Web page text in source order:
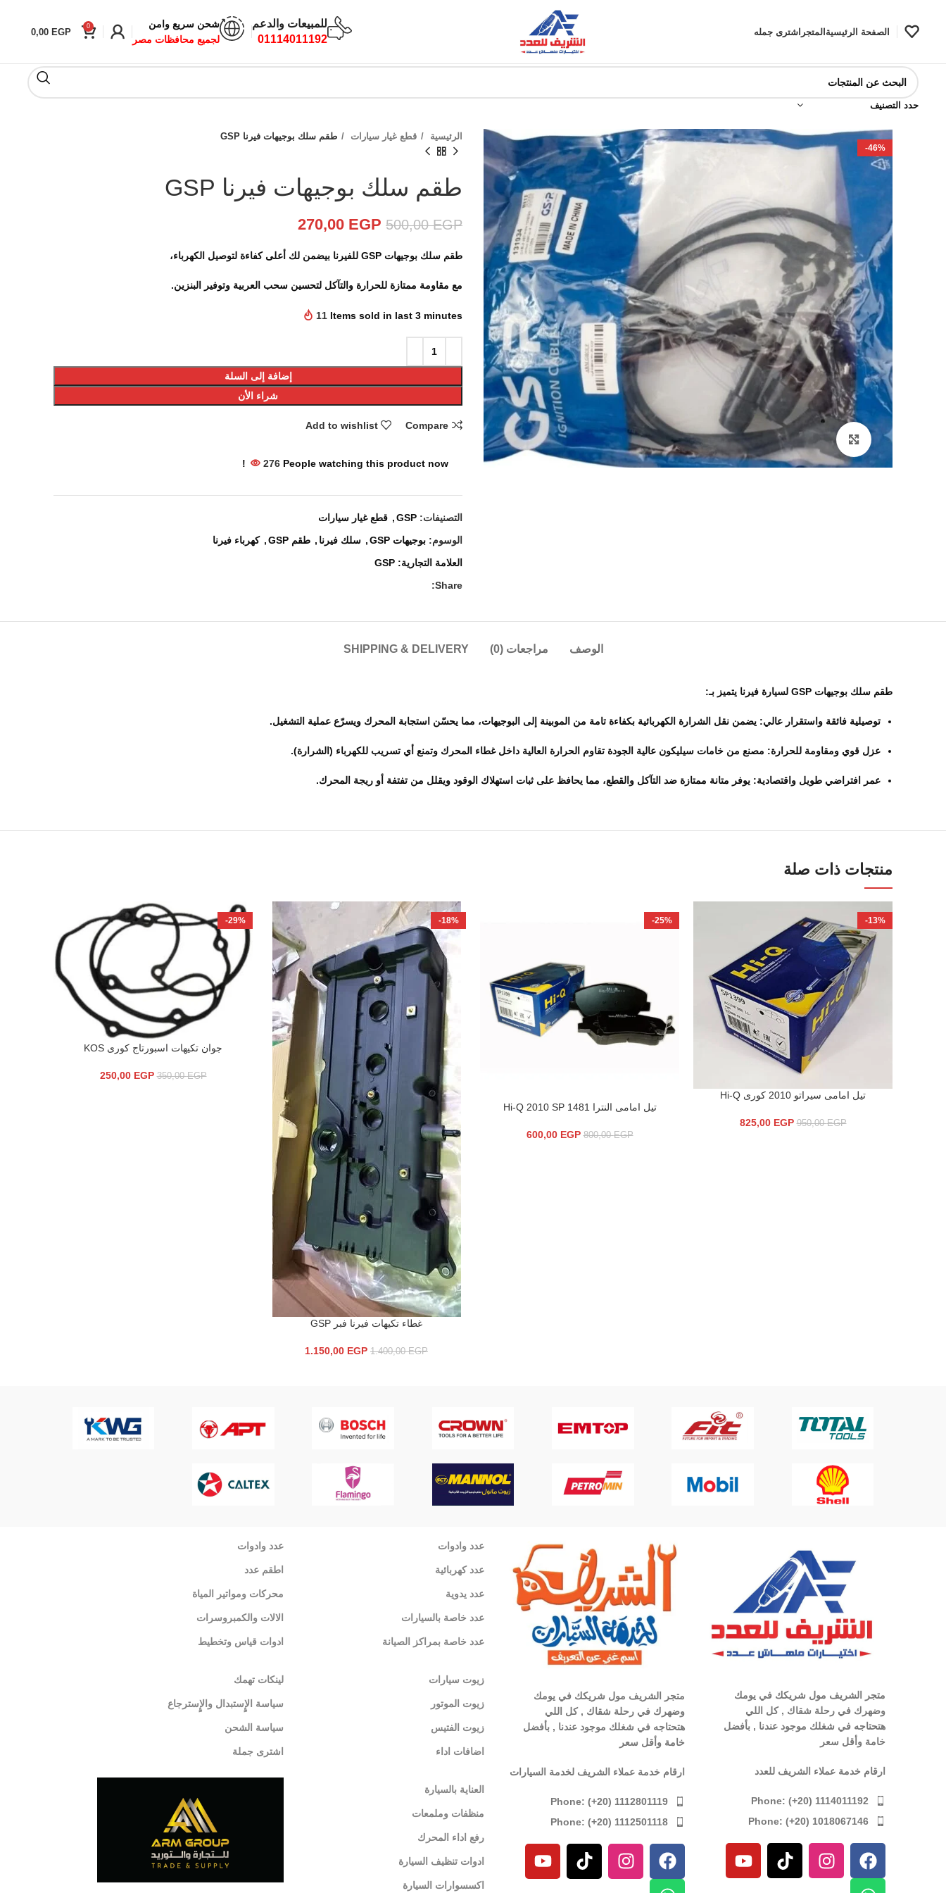
الصفحة الرئيسيةالمتجر اشترى جمله
للمبيعات والدعم
01114011192
شحن سريع وامن
لجميع محافظات مصر
0
0,00 EGP
حدد التصنيف
-46%
Click to enlarge
الرئيسية قطع غيار سيارات طقم سلك بوجيهات فيرنا GSP
طقم سلك بوجيهات فيرنا GSP
500,00EGP
270,00 EGP
طقم سلك بوجيهات GSP للفيرنا بيضمن لك أعلى كفاءة لتوصيل الكهرباء،
مع مقاومة ممتازة للحرارة والتآكل لتحسين سحب العربية وتوفير البنزين.
11 Items sold in last 3 minutes
إضافة إلى السلة
شراء الأن
Compare
Add to wishlist
276 People watching this product now!
التصنيفات: GSP
, قطع غيار سيارات
الوسوم: بوجيهات GSP , سلك فيرنا , طقم GSP , كهرباء فيرنا
العلامة التجارية: GSP
Share:
الوصف مراجعات (0) SHIPPING & DELIVERY
طقم سلك بوجيهات GSP لسيارة فيرنا يتميز بـ:
توصيلية فائقة واستقرار عالي: يضمن نقل الشرارة الكهربائية بكفاءة تامة من الموبينة إلى البوجيهات، مما يحسّن استجابة المحرك ويسرّع عملية التشغيل.
عزل قوي ومقاومة للحرارة: مصنع من خامات سيليكون عالية الجودة تقاوم الحرارة العالية داخل غطاء المحرك وتمنع أي تسريب للكهرباء (الشرارة).
عمر افتراضي طويل واقتصادية: يوفر متانة ممتازة ضد التآكل والقطع، مما يحافظ على ثبات استهلاك الوقود ويقلل من تفتفة أو ريجة المحرك.
منتجات ذات صلة
-13%
إضافة إلى السلة
تيل امامى سيراتو 2010 كورى Hi-Q
950,00EGP
825,00 EGP
-25%
إضافة إلى السلة
تيل امامى النترا Hi-Q 2010 SP 1481
800,00EGP
600,00 EGP
-18%
إضافة إلى السلةغطاء تكيهات فيرنا فبر GSP
1.400,00EGP
1.150,00 EGP
-29%
إضافة إلى السلة
جوان تكيهات اسبورتاج كورى KOS
350,00EGP
250,00 EGP
متجر الشريف مول شريكك في يومك
وضهرك في رحلة شقاك , كل اللي
هتحتاجه في شغلك موجود عندنا , بأفضل
خامة وأقل سعر
ارقام خدمة عملاء الشريف للعدد
Phone: (+20) 1114011192
Phone: (+20) 1018067146
متجر الشريف مول شريكك في يومك
وضهرك في رحلة شقاك , كل اللي
هتحتاجه في شغلك موجود عندنا , بأفضل
خامة وأقل سعر
ارقام خدمة عملاء الشريف لخدمة السيارات
Phone: (+20) 1112801119
Phone: (+20) 1112501118
عدد وادوات
عدد كهربائية
عدد يدوية
عدد خاصة بالسيارات
عدد خاصة بمراكز الصيانة
زيوت سيارات
زيوت الموتور
زيوت الفتيس
اضافات اداء
العناية بالسيارة
منظفات وملمعات
رفع اداء المحرك
ادوات تنظيف السيارة
اكسسوارات السيارة
عدد وادوات
اطقم عدد
محركات ومواتير المياة
الالات والكمبروسرات
ادوات قياس وتخطيط
لينكات تهمك
سياسة الإٍستبدال والإٍسترجاع
سياسة الشحن
اشترى جملة